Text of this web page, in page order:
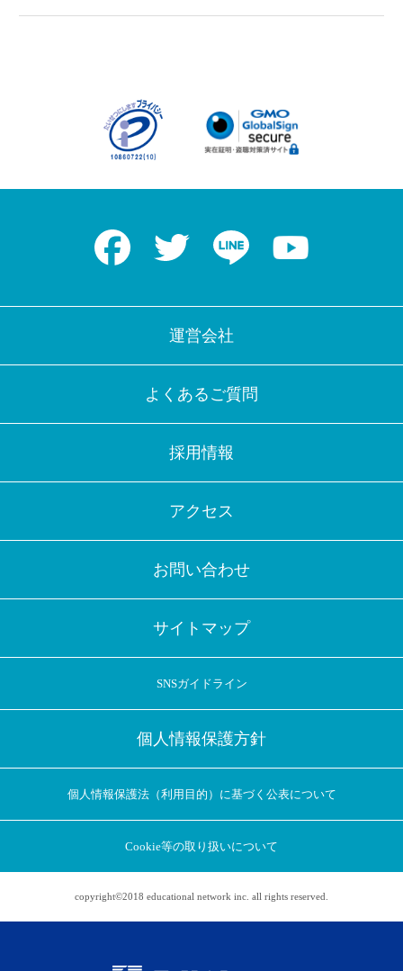
アプリに切り替えてみませんか
Facebook Twitter LINE
運営会社
よくあるご質問
採用情報
アクセス
お問い合わせ
サイトマップ
SNSガイドライン
個人情報保護方針
個人情報保護法（利用目的）に基づく公表について
Cookie等の取り扱いについて
copyright©2018 educational network inc. all rights reserved.